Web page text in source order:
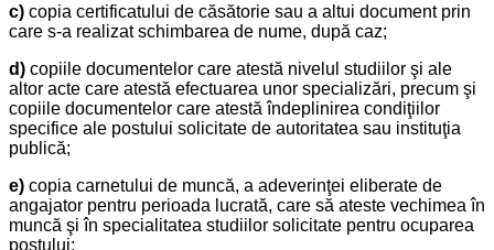
c) copia certificatului de căsătorie sau a altui document prin
care s-a realizat schimbarea de nume, după caz;
d) copiile documentelor care atestă nivelul studiilor şi ale
altor acte care atestă efectuarea unor specializări, precum şi
copiile documentelor care atestă îndeplinirea condiţiilor
specifice ale postului solicitate de autoritatea sau instituţia
publică;
e) copia carnetului de muncă, a adeverinţei eliberate de
angajator pentru perioada lucrată, care să ateste vechimea în
muncă şi în specialitatea studiilor solicitate pentru ocuparea
postului;